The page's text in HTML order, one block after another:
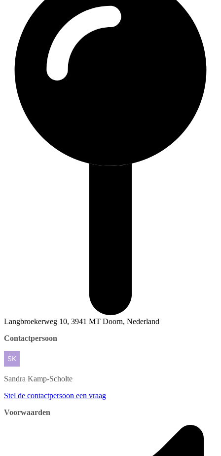
Langbroekerweg 10, 3941 MT Doorn, Nederland
Contactpersoon
Sandra Kamp-Scholte
Stel de contactpersoon een vraag
Voorwaarden